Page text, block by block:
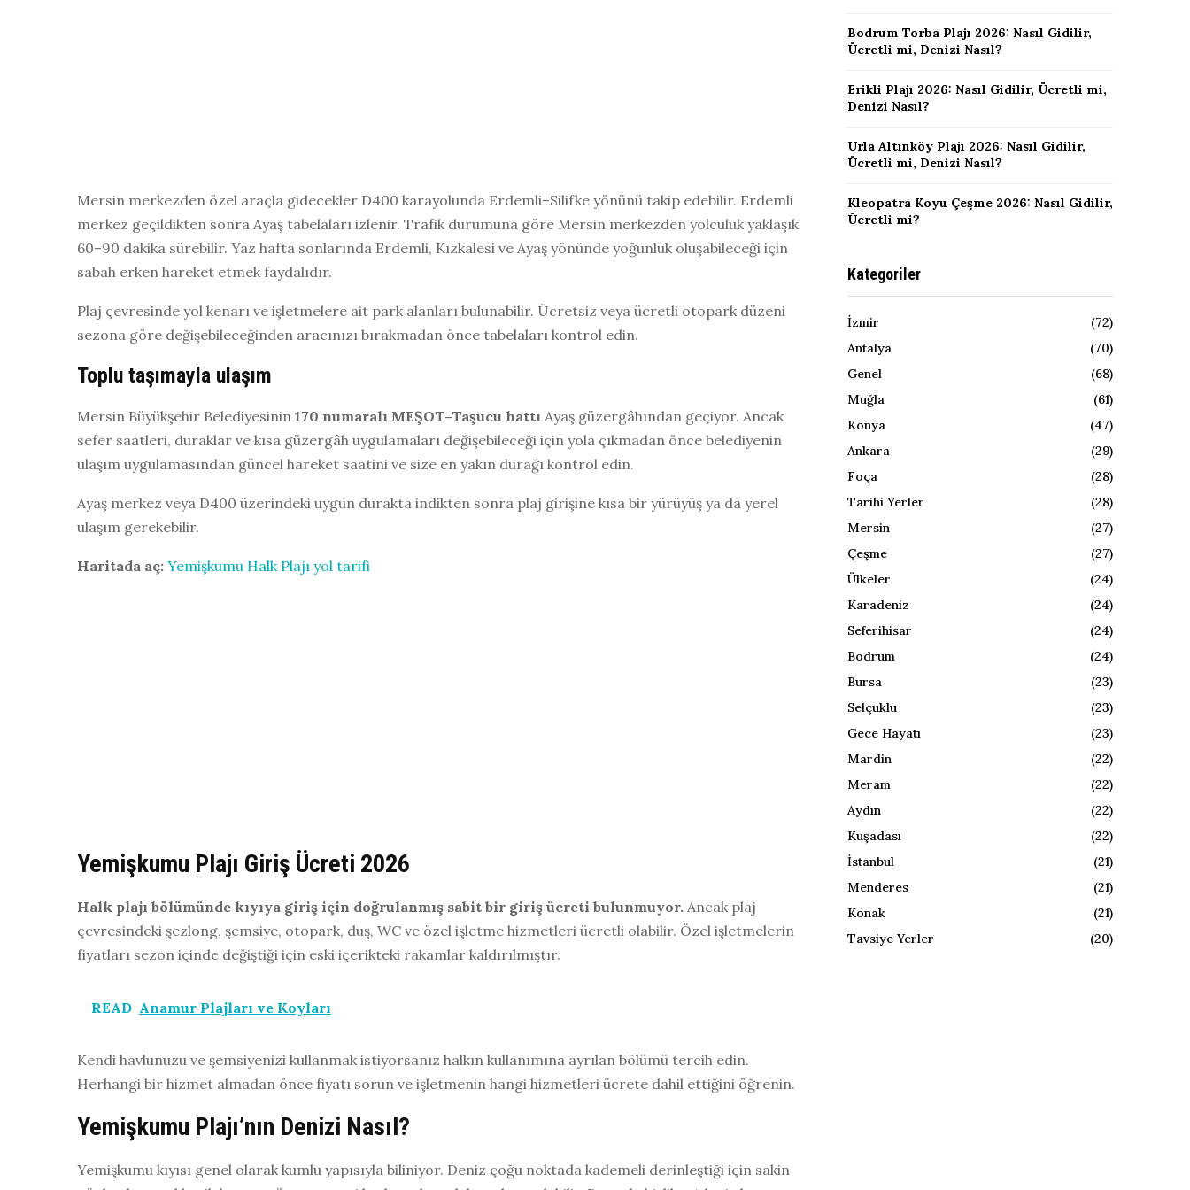
Mersin merkezden özel araçla gidecekler D400 karayolunda Erdemli–Silifke yönünü takip edebilir. Erdemli
merkez geçildikten sonra Ayaş tabelaları izlenir. Trafik durumuna göre Mersin merkezden yolculuk yaklaşık
60–90 dakika sürebilir. Yaz hafta sonlarında Erdemli, Kızkalesi ve Ayaş yönünde yoğunluk oluşabileceği için
sabah erken hareket etmek faydalıdır.
Plaj çevresinde yol kenarı ve işletmelere ait park alanları bulunabilir. Ücretsiz veya ücretli otopark düzeni
sezona göre değişebileceğinden aracınızı bırakmadan önce tabelaları kontrol edin.
Toplu taşımayla ulaşım
Mersin Büyükşehir Belediyesinin 170 numaralı MEŞOT–Taşucu hattı Ayaş güzergâhından geçiyor. Ancak
sefer saatleri, duraklar ve kısa güzergâh uygulamaları değişebileceği için yola çıkmadan önce belediyenin
ulaşım uygulamasından güncel hareket saatini ve size en yakın durağı kontrol edin.
Ayaş merkez veya D400 üzerindeki uygun durakta indikten sonra plaj girişine kısa bir yürüyüş ya da yerel
ulaşım gerekebilir.
Haritada aç: Yemişkumu Halk Plajı yol tarifi
Yemişkumu Plajı Giriş Ücreti 2026
Halk plajı bölümünde kıyıya giriş için doğrulanmış sabit bir giriş ücreti bulunmuyor. Ancak plaj
çevresindeki şezlong, şemsiye, otopark, duş, WC ve özel işletme hizmetleri ücretli olabilir. Özel işletmelerin
fiyatları sezon içinde değiştiği için eski içerikteki rakamlar kaldırılmıştır.
READ Anamur Plajları ve Koyları
Kendi havlunuzu ve şemsiyenizi kullanmak istiyorsanız halkın kullanımına ayrılan bölümü tercih edin.
Herhangi bir hizmet almadan önce fiyatı sorun ve işletmenin hangi hizmetleri ücrete dahil ettiğini öğrenin.
Yemişkumu Plajı’nın Denizi Nasıl?
Yemişkumu kıyısı genel olarak kumlu yapısıyla biliniyor. Deniz çoğu noktada kademeli derinleştiği için sakin
Bodrum Torba Plajı 2026: Nasıl Gidilir,
Ücretli mi, Denizi Nasıl?
Erikli Plajı 2026: Nasıl Gidilir, Ücretli mi,
Denizi Nasıl?
Urla Altınköy Plajı 2026: Nasıl Gidilir,
Ücretli mi, Denizi Nasıl?
Kleopatra Koyu Çeşme 2026: Nasıl Gidilir,
Ücretli mi?
Kategoriler
İzmir
(72)
Antalya
(70)
Genel
(68)
Muğla
(61)
Konya
(47)
Ankara
(29)
Foça
(28)
Tarihi Yerler
(28)
Mersin
(27)
Çeşme
(27)
Ülkeler
(24)
Karadeniz
(24)
Seferihisar
(24)
Bodrum
(24)
Bursa
(23)
Selçuklu
(23)
Gece Hayatı
(23)
Mardin
(22)
Meram
(22)
Aydın
(22)
Kuşadası
(22)
İstanbul
(21)
Menderes
(21)
Konak
(21)
Tavsiye Yerler
(20)